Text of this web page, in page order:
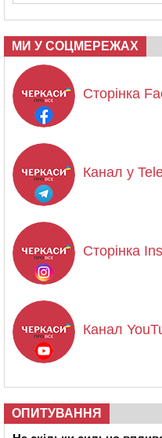
МИ У СОЦМЕРЕЖАХ
Сторінка
Канал у
Сторінка
Канал
ОПИТУВАННЯ